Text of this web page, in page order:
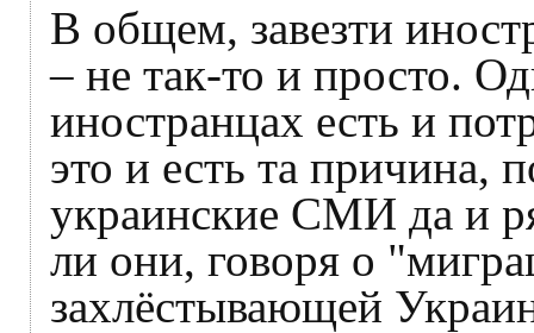
В общем, завезти
– не так-то и просто.
иностранцах есть и
это и есть та причина,
украинские СМИ да и
ли они, говоря о
захлёстывающей